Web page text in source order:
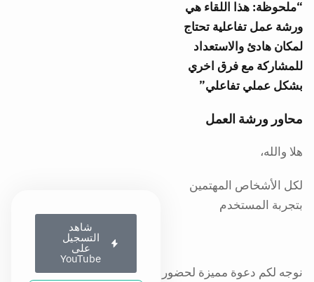
“ملحوظة: هذا اللقاء هي
ورشة عمل تفاعلية تحتاج
لمكان هادئ والاستعداد
للمشاركة مع فرق اخري
بشكل عملي تفاعلي”
محاور ورشة العمل
هلا والله،
لكل الأشخاص المهتمين
بتجربة المستخدم
نوجه لكم دعوة مميزة لحضور
شاهد
التسجيل
على
YouTube